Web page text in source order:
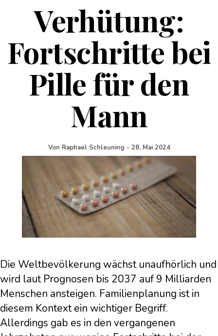
Verhütung:
Fortschritte bei
Pille für den
Mann
Von Raphael Schleuning - 28. Mai 2024
Die Weltbevölkerung wächst unaufhörlich und
wird laut Prognosen bis 2037 auf 9 Milliarden
Menschen ansteigen. Familienplanung ist in
diesem Kontext ein wichtiger Begriff.
Allerdings gab es in den vergangenen